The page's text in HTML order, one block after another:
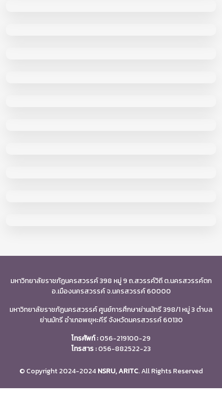
มหาวิทยาลัยราชภัฏนครสวรรค์ 398 หมู่ 9 ถ.สวรรค์วิถี ต.นครสวรรค์ตก
อ.เมืองนครสวรรค์ จ.นครสวรรค์ 60000
มหาวิทยาลัยราชภัฏนครสวรรค์ ศูนย์การศึกษาย่านมัทรี 398/1 หมู่ 3 ตำบล
ย่านมัทรี อำเภอพยุหะคีรี จังหวัดนครสวรรค์ 60130
โทรศัพท์ :056-219100-29
โทรสาร :056-882522-23
© Copyright 2024-2024NSRU, ARITC. All Rights Reserved